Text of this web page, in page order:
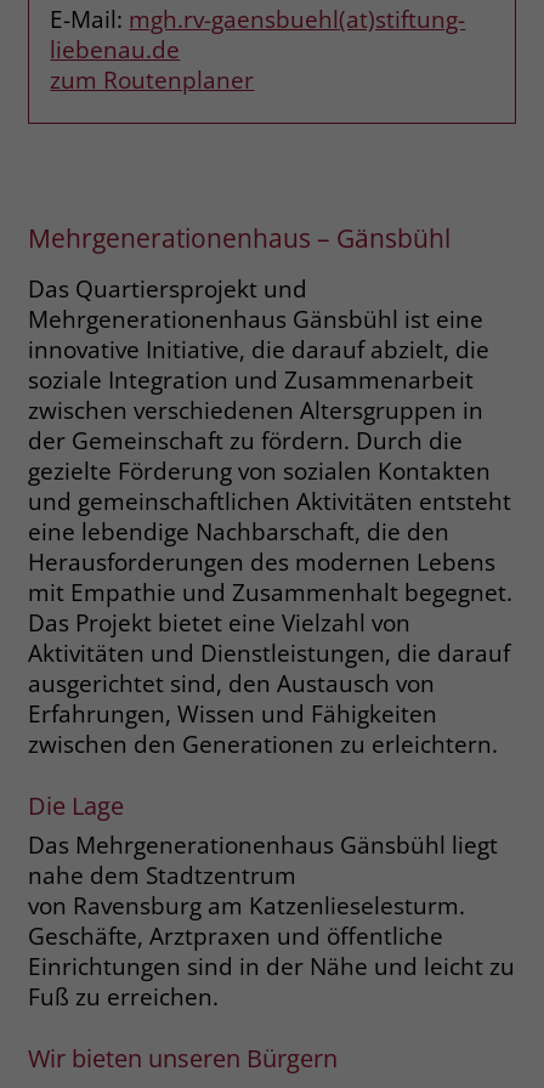
E-Mail: mgh.rv-gaensbuehl(at)stiftung-
liebenau.de
zum Routenplaner
Mehrgenerationenhaus – Gänsbühl
Das Quartiersprojekt und
Mehrgenerationenhaus Gänsbühl ist eine
innovative Initiative, die darauf abzielt, die
soziale Integration und Zusammenarbeit
zwischen verschiedenen Altersgruppen in
der Gemeinschaft zu fördern. Durch die
gezielte Förderung von sozialen Kontakten
und gemeinschaftlichen Aktivitäten entsteht
eine lebendige Nachbarschaft, die den
Herausforderungen des modernen Lebens
mit Empathie und Zusammenhalt begegnet.
Das Projekt bietet eine Vielzahl von
Aktivitäten und Dienstleistungen, die darauf
ausgerichtet sind, den Austausch von
Erfahrungen, Wissen und Fähigkeiten
zwischen den Generationen zu erleichtern.
Die Lage
Das Mehrgenerationenhaus Gänsbühl liegt
nahe dem Stadtzentrum
von Ravensburg am Katzenlieselesturm.
Geschäfte, Arztpraxen und öffentliche
Einrichtungen sind in der Nähe und leicht zu
Fuß zu erreichen.
Wir bieten unseren Bürgern
Name PHPSESSID
Zweck
allen Seitenanfragen bei.
Name cookie_optin
Anbieter www.stiftung-liebenau.de
Laufzeit 1 Monat
Zweck
Behält die Zustimmung des Benutzers
zum Cookie Opt-In
Name __cf_bm
Anbieter .fonts.net
Laufzeit 30 Minuten
Zweck
This cookie, set by Cloudflare, is used to
Name JSessionID
Anbieter jobs.stiftung-liebenau.de
Laufzeit Session
Zweck
Behält die Zustände des Benutzers bei
Zweck
Browsers und die Einstellungen
exklusiv für diese Website zu speichern.
Dadurch wird gewährleistet, dass
Aktionen, die bei späteren Besuchen
derselben Website durchgeführt
Name
Anbieter www.clarity.ms
Laufzeit 1 Jahr
Zweck
Microsoft Clarity setzt dieses Cookie,
um die Seitenaufrufe eines Benutzers
zu speichern und in einer einzigen
Sitzungsaufzeichnung
zusammenzufassen.
Name _gcl_au
Anbieter Google Ads
Laufzeit 90 Tage
Zweck Enthält eine zufallsgenerierte User-ID.
Name _gcl_aw
Anbieter Google Ads
Laufzeit 90 Tage
Dieses Cookie wird gesetzt, wenn ein
Werbeanzeige auf die Website gelangt.
Es enthält Informationen darüber,